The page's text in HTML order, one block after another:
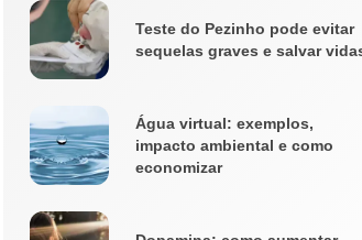
Teste do Pezinho pode evitar
sequelas graves e salvar
Água virtual: exemplos,
impacto ambiental e como
economizar